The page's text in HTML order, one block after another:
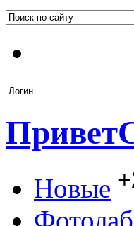
Привет
Новые